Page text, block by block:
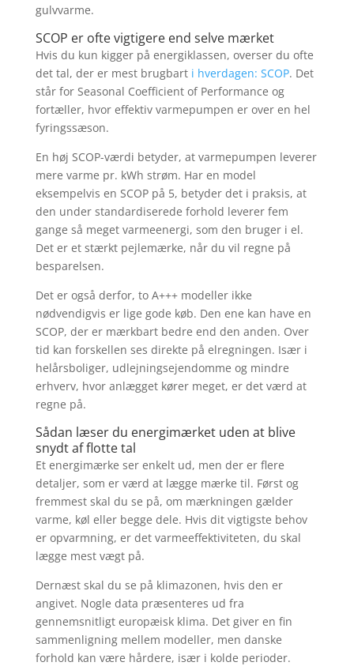
gulvvarme.
SCOP er ofte vigtigere end selve mærket
Hvis du kun kigger på energiklassen, overser du ofte
det tal, der er mest brugbart i hverdagen: SCOP. Det
står for Seasonal Coefficient of Performance og
fortæller, hvor effektiv varmepumpen er over en hel
fyringssæson.
En høj SCOP-værdi betyder, at varmepumpen leverer
mere varme pr. kWh strøm. Har en model
eksempelvis en SCOP på 5, betyder det i praksis, at
den under standardiserede forhold leverer fem
gange så meget varmeenergi, som den bruger i el.
Det er et stærkt pejlemærke, når du vil regne på
besparelsen.
Det er også derfor, to A+++ modeller ikke
nødvendigvis er lige gode køb. Den ene kan have en
SCOP, der er mærkbart bedre end den anden. Over
tid kan forskellen ses direkte på elregningen. Især i
helårsboliger, udlejningsejendomme og mindre
erhverv, hvor anlægget kører meget, er det værd at
regne på.
Sådan læser du energimærket uden at blive
snydt af flotte tal
Et energimærke ser enkelt ud, men der er flere
detaljer, som er værd at lægge mærke til. Først og
fremmest skal du se på, om mærkningen gælder
varme, køl eller begge dele. Hvis dit vigtigste behov
er opvarmning, er det varmeeffektiviteten, du skal
lægge mest vægt på.
Dernæst skal du se på klimazonen, hvis den er
angivet. Nogle data præsenteres ud fra
gennemsnitligt europæisk klima. Det giver en fin
sammenligning mellem modeller, men danske
forhold kan være hårdere, især i kolde perioder.